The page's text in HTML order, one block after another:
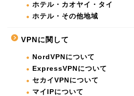
ホテル・カオヤイ・タイ
ホテル・その他地域
VPNに関して
NordVPNについて
ExpressVPNについて
セカイVPNについて
マイIPについて